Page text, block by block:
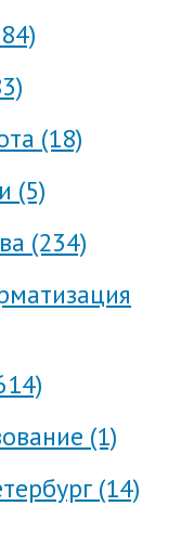
(18)
(5)
(234)
(1)
(14)